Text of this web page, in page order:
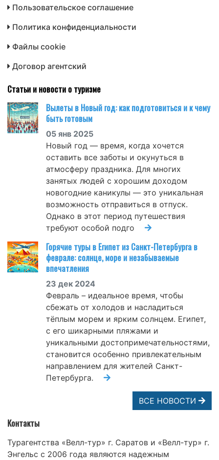
Пользовательское соглашение
Политика конфиденциальности
Файлы cookie
Договор агентский
Статьи и новости о туризме
Вылеты в Новый год: как подготовиться и к чему
быть готовым
05 янв 2025
Новый год — время, когда хочется
оставить все заботы и окунуться в
атмосферу праздника. Для многих
занятых людей с хорошим доходом
новогодние каникулы — это уникальная
возможность отправиться в отпуск.
Однако в этот период путешествия
требуют особой подго
Горячие туры в Египет из Санкт-Петербурга в
феврале: солнце, море и незабываемые
впечатления
23 дек 2024
Февраль – идеальное время, чтобы
сбежать от холодов и насладиться
тёплым морем и ярким солнцем. Египет,
с его шикарными пляжами и
уникальными достопримечательностями,
становится особенно привлекательным
направлением для жителей Санкт-
Петербурга.
ВСЕ НОВОСТИ
Контакты
Турагентства «Велл-тур» г. Саратов и «Велл-тур» г.
Энгельс с 2006 года являются надежным